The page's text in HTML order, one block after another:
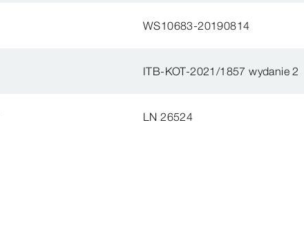
WS10683-20190814
ITB-KOT-2021/1857 wydanie 2
LN 26524